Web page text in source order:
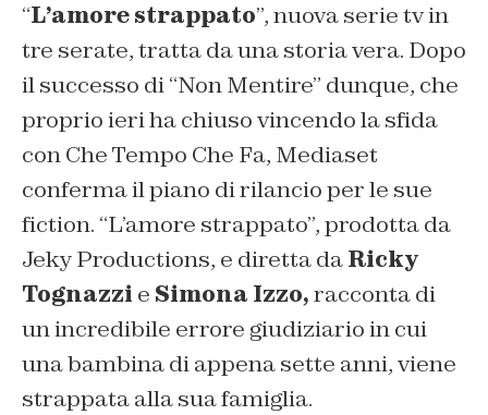
“L’amore strappato”, nuova serie tv in
tre serate, tratta da una storia vera. Dopo
il successo di “Non Mentire” dunque, che
proprio ieri ha chiuso vincendo la sfida
con Che Tempo Che Fa, Mediaset
conferma il piano di rilancio per le sue
fiction. “L’amore strappato”, prodotta da
Jeky Productions, e diretta daRicky
Tognazzi e Simona Izzo,racconta di
un incredibile errore giudiziario in cui
una bambina di appena sette anni, viene
strappata alla sua famiglia.